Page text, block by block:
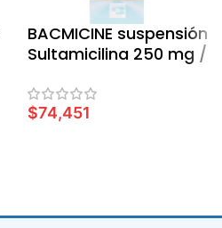
BACMICINE suspensión
Sultamicilina 250 mg /
$74,451